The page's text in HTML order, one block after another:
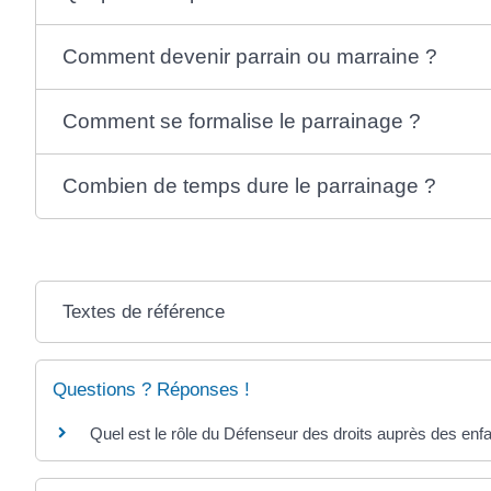
Comment devenir parrain ou marraine ?
Comment se formalise le parrainage ?
Combien de temps dure le parrainage ?
Textes de référence
Questions ? Réponses !
Quel est le rôle du Défenseur des droits auprès des